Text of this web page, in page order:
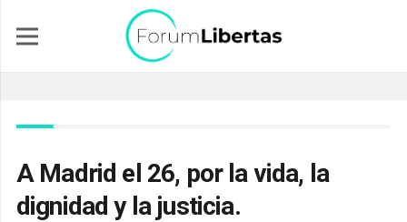
A Madrid el 26, por la vida, la
dignidad y la justicia.